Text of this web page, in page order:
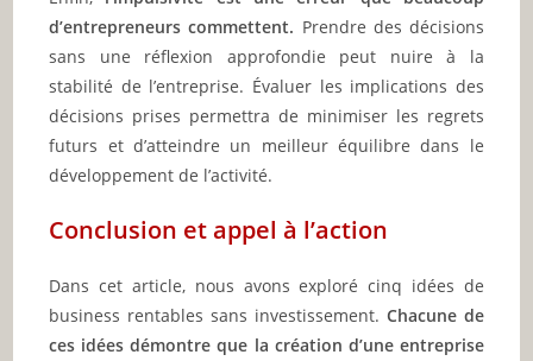
d’entrepreneurs commettent. Prendre des décisions
sans une réflexion approfondie peut nuire à la
stabilité de l’entreprise. Évaluer les implications des
décisions prises permettra de minimiser les regrets
futurs et d’atteindre un meilleur équilibre dans le
développement de l’activité.
Conclusion et appel à l’action
Dans cet article, nous avons exploré cinq idées de
business rentables sans investissement. Chacune de
ces idées démontre que la création d’une entreprise